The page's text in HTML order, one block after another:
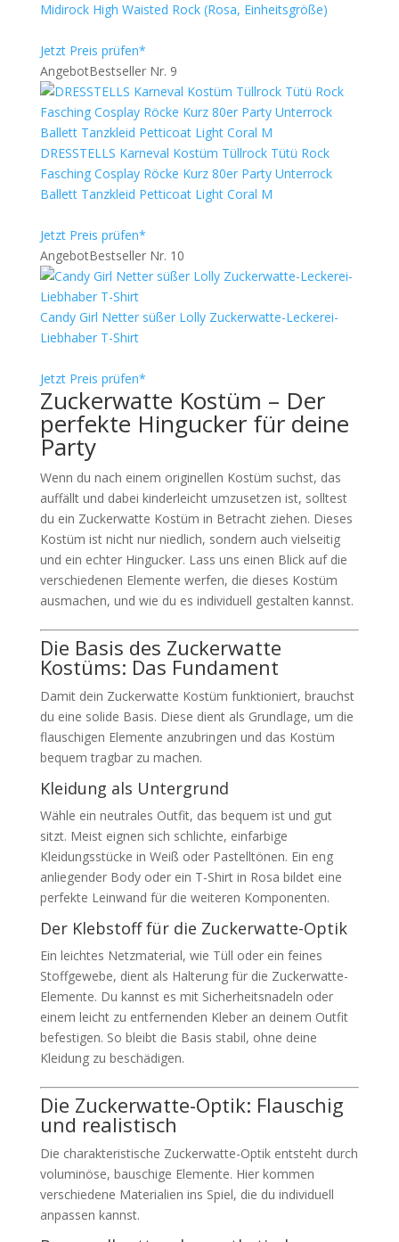
Midirock High Waisted Rock (Rosa, Einheitsgröße)
Jetzt Preis prüfen*
AngebotBestseller Nr. 9
DRESSTELLS Karneval Kostüm Tüllrock Tütü Rock
Fasching Cosplay Röcke Kurz 80er Party Unterrock
Ballett Tanzkleid Petticoat Light Coral M
Jetzt Preis prüfen*
AngebotBestseller Nr. 10
Candy Girl Netter süßer Lolly Zuckerwatte-Leckerei-
Liebhaber T-Shirt
Jetzt Preis prüfen*
Zuckerwatte Kostüm – Der
perfekte Hingucker für deine
Party
Wenn du nach einem originellen Kostüm suchst, das
auffällt und dabei kinderleicht umzusetzen ist, solltest
du ein Zuckerwatte Kostüm in Betracht ziehen. Dieses
Kostüm ist nicht nur niedlich, sondern auch vielseitig
und ein echter Hingucker. Lass uns einen Blick auf die
verschiedenen Elemente werfen, die dieses Kostüm
ausmachen, und wie du es individuell gestalten kannst.
Die Basis des Zuckerwatte
Kostüms: Das Fundament
Damit dein Zuckerwatte Kostüm funktioniert, brauchst
du eine solide Basis. Diese dient als Grundlage, um die
flauschigen Elemente anzubringen und das Kostüm
bequem tragbar zu machen.
Kleidung als Untergrund
Wähle ein neutrales Outfit, das bequem ist und gut
sitzt. Meist eignen sich schlichte, einfarbige
Kleidungsstücke in Weiß oder Pastelltönen. Ein eng
anliegender Body oder ein T-Shirt in Rosa bildet eine
perfekte Leinwand für die weiteren Komponenten.
Der Klebstoff für die Zuckerwatte-Optik
Ein leichtes Netzmaterial, wie Tüll oder ein feines
Stoffgewebe, dient als Halterung für die Zuckerwatte-
Elemente. Du kannst es mit Sicherheitsnadeln oder
einem leicht zu entfernenden Kleber an deinem Outfit
befestigen. So bleibt die Basis stabil, ohne deine
Kleidung zu beschädigen.
Die Zuckerwatte-Optik: Flauschig
und realistisch
Die charakteristische Zuckerwatte-Optik entsteht durch
voluminöse, bauschige Elemente. Hier kommen
verschiedene Materialien ins Spiel, die du individuell
anpassen kannst.